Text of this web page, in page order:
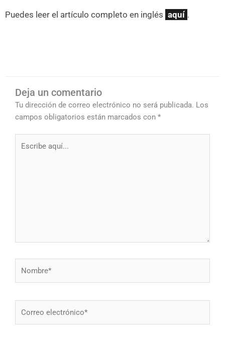
Puedes leer el artículo completo en inglés aquí .
Deja un comentario
Tu dirección de correo electrónico no será publicada. Los
campos obligatorios están marcados con *
aquí...
electrónico*